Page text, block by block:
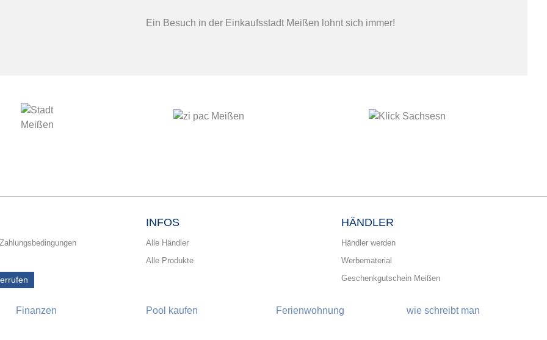
Ein Besuch in der Einkaufsstadt Meißen lohnt sich immer!
INFOS
Alle Händler
Alle Produkte
HÄNDLER
Händler werden
Werbematerial
Geschenkgutschein Meißen
Finanzen Pool kaufen Ferienwohnung wie schreibt man